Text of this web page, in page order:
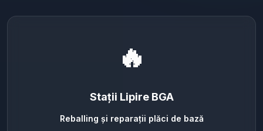
🔥
Stații Lipire BGA
Reballing și reparații plăci de bază